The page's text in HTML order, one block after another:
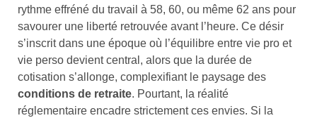
rythme effréné du travail à 58, 60, ou même 62 ans pour
savourer une liberté retrouvée avant l’heure. Ce désir
s’inscrit dans une époque où l’équilibre entre vie pro et
vie perso devient central, alors que la durée de
cotisation s’allonge, complexifiant le paysage des
conditions de retraite. Pourtant, la réalité
réglementaire encadre strictement ces envies. Si la